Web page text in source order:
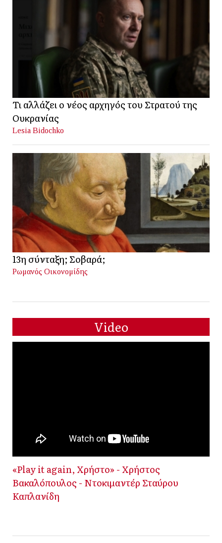
Τι αλλάζει ο νέος αρχηγός του Στρατού της
Ουκρανίας
Lesia Bidochko
13η σύνταξη; Σοβαρά;
Ρωμανός Οικονομίδης
Video
«Play it again, Χρήστο» - Χρήστος
Βακαλόπουλος - Ντοκιμαντέρ Σταύρου
Καπλανίδη